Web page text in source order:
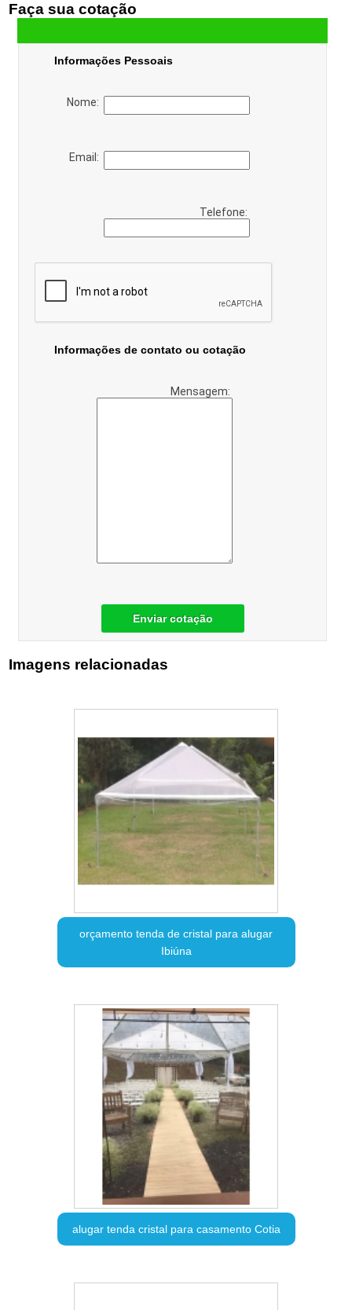
Faça sua cotação
Informações Pessoais
Nome:
Email:
Telefone:
Informações de contato ou cotação
Mensagem:
Enviar cotação
Imagens relacionadas
orçamento tenda de cristal para alugar
Ibiúna
alugar tenda cristal para casamento Cotia